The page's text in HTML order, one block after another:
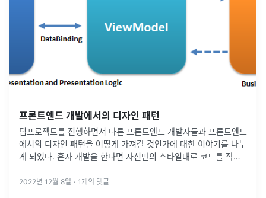
프론트엔드 개발에서의 디자인 패턴
팀프로젝트를 진행하면서 다른 프론트엔드 개발자들과 프론트엔드
에서의 디자인 패턴을 어떻게 가져갈 것인가에 대한 이야기를 나누
게 되었다. 혼자 개발을 한다면 자신만의 스타일대로 코드를 작성
하고 그 방법론대로 개 ...
2022년 12월 8일 · 1 개의 댓글